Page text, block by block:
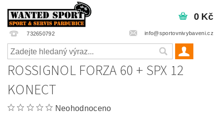
732650792 info@sportovnivybaveni.cz
0 Kč
ROSSIGNOL FORZA 60 + SPX 12
KONECT
Neohodnoceno